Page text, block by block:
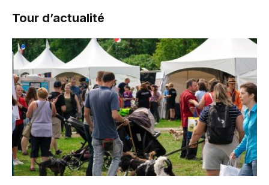
Tour d’actualité